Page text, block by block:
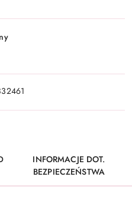
INFORMACJE DOT.
BEZPIECZEŃSTWA